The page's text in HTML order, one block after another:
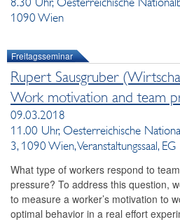
1090 Wien
Freitagsseminar
Rupert Sausgruber
Work motivation and team
09.03.2018
11.00 Uhr, Oesterreichische
3, 1090 Wien, Veranstaltungssaal, EG
What type of workers respond to
pressure? To address this question,
to measure a worker’s motivation to
optimal behavior in a real effort